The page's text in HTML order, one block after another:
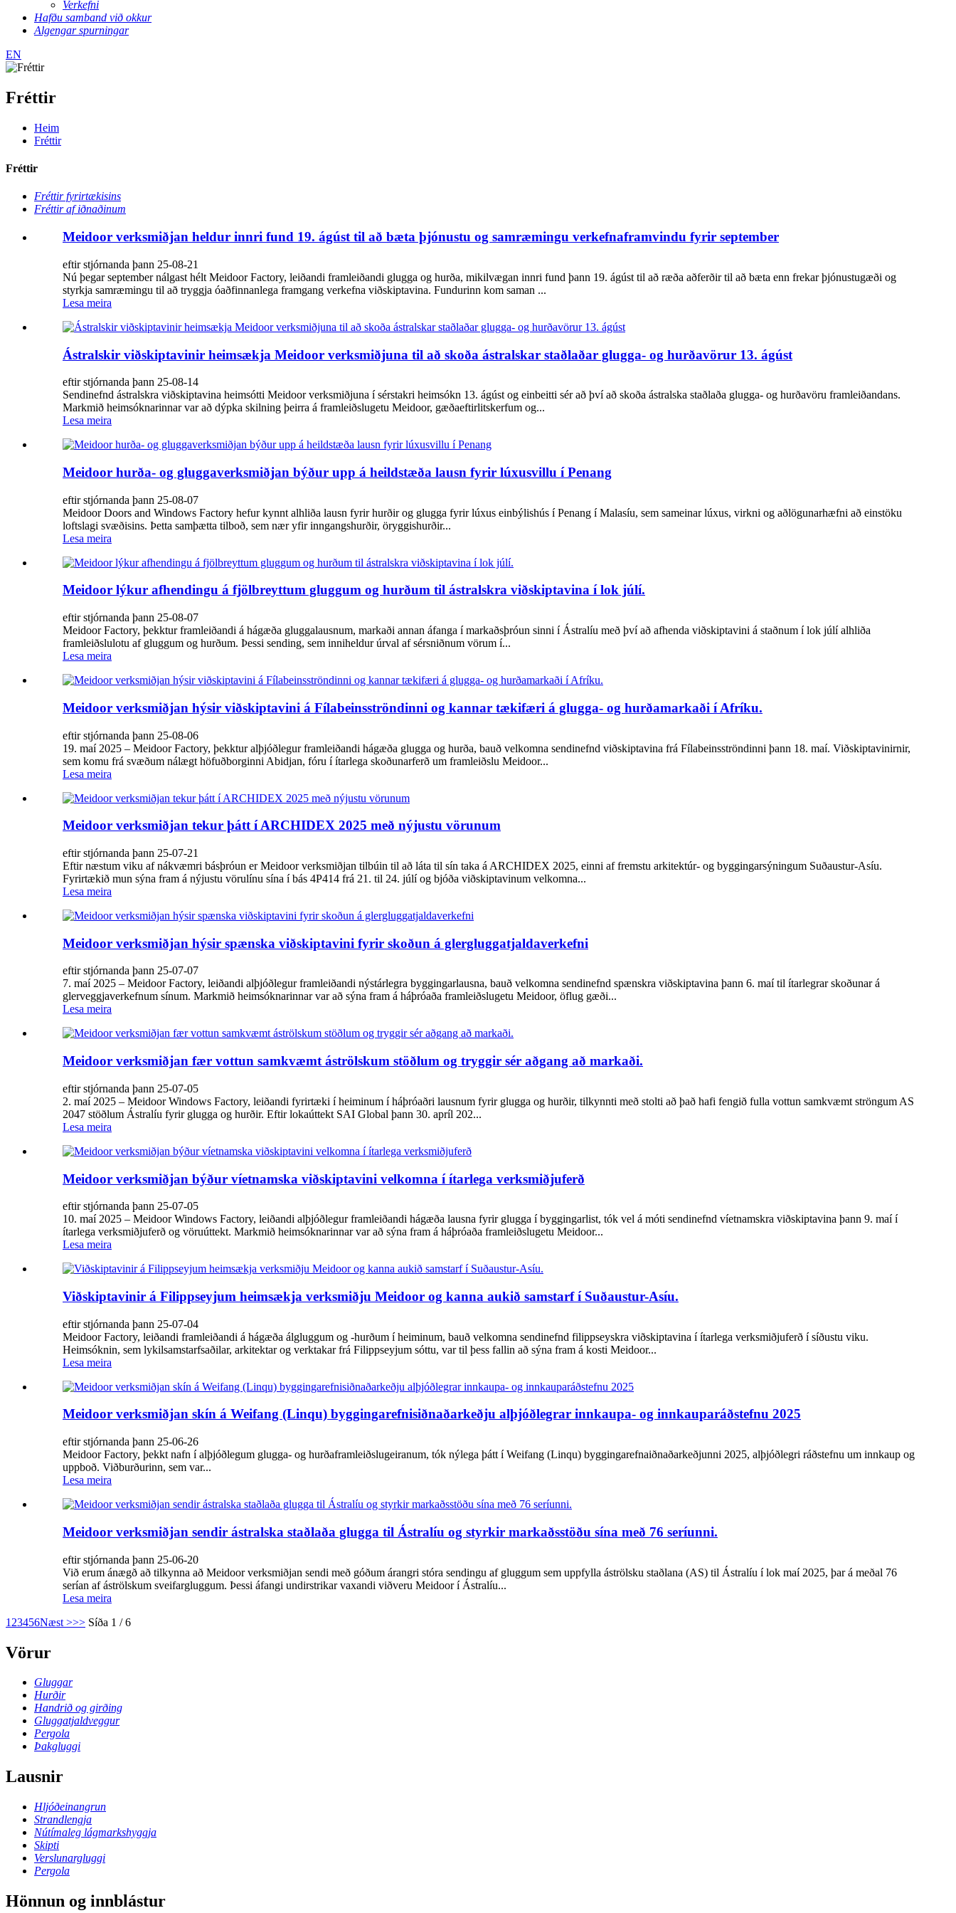
Verkefni
Hafðu samband við okkur
Algengar spurningar
EN
Fréttir
Heim
Fréttir
Fréttir
Fréttir fyrirtækisins
Fréttir af iðnaðinum
Meidoor verksmiðjan heldur innri fund 19. ágúst til að bæta þjónustu og samræmingu verkefnaframvindu fyrir september
eftir stjórnanda þann 25-08-21
Nú þegar september nálgast hélt Meidoor Factory, leiðandi framleiðandi glugga og hurða, mikilvægan innri fund þann 19. ágúst til að ræða aðferðir til að bæta enn frekar þjónustugæði og
styrkja samræmingu til að tryggja óaðfinnanlega framgang verkefna viðskiptavina. Fundurinn kom saman ...
Lesa meira
Ástralskir viðskiptavinir heimsækja Meidoor verksmiðjuna til að skoða ástralskar staðlaðar glugga- og hurðavörur 13. ágúst
eftir stjórnanda þann 25-08-14
Sendinefnd ástralskra viðskiptavina heimsótti Meidoor verksmiðjuna í sérstakri heimsókn 13. ágúst og einbeitti sér að því að skoða ástralska staðlaða glugga- og hurðavöru framleiðandans.
Markmið heimsóknarinnar var að dýpka skilning þeirra á framleiðslugetu Meidoor, gæðaeftirlitskerfum og...
Lesa meira
Meidoor hurða- og gluggaverksmiðjan býður upp á heildstæða lausn fyrir lúxusvillu í Penang
eftir stjórnanda þann 25-08-07
Meidoor Doors and Windows Factory hefur kynnt alhliða lausn fyrir hurðir og glugga fyrir lúxus einbýlishús í Penang í Malasíu, sem sameinar lúxus, virkni og aðlögunarhæfni að einstöku
loftslagi svæðisins. Þetta samþætta tilboð, sem nær yfir inngangshurðir, öryggishurðir...
Lesa meira
Meidoor lýkur afhendingu á fjölbreyttum gluggum og hurðum til ástralskra viðskiptavina í lok júlí.
eftir stjórnanda þann 25-08-07
Meidoor Factory, þekktur framleiðandi á hágæða gluggalausnum, markaði annan áfanga í markaðsþróun sinni í Ástralíu með því að afhenda viðskiptavini á staðnum í lok júlí alhliða
framleiðslulotu af gluggum og hurðum. Þessi sending, sem inniheldur úrval af sérsniðnum vörum í...
Lesa meira
Meidoor verksmiðjan hýsir viðskiptavini á Fílabeinsströndinni og kannar tækifæri á glugga- og hurðamarkaði í Afríku.
eftir stjórnanda þann 25-08-06
19. maí 2025 – Meidoor Factory, þekktur alþjóðlegur framleiðandi hágæða glugga og hurða, bauð velkomna sendinefnd viðskiptavina frá Fílabeinsströndinni þann 18. maí. Viðskiptavinirnir,
sem komu frá svæðum nálægt höfuðborginni Abidjan, fóru í ítarlega skoðunarferð um framleiðslu Meidoor...
Lesa meira
Meidoor verksmiðjan tekur þátt í ARCHIDEX 2025 með nýjustu vörunum
eftir stjórnanda þann 25-07-21
Eftir næstum viku af nákvæmri básþróun er Meidoor verksmiðjan tilbúin til að láta til sín taka á ARCHIDEX 2025, einni af fremstu arkitektúr- og byggingarsýningum Suðaustur-Asíu.
Fyrirtækið mun sýna fram á nýjustu vörulínu sína í bás 4P414 frá 21. til 24. júlí og bjóða viðskiptavinum velkomna...
Lesa meira
Meidoor verksmiðjan hýsir spænska viðskiptavini fyrir skoðun á glergluggatjaldaverkefni
eftir stjórnanda þann 25-07-07
7. maí 2025 – Meidoor Factory, leiðandi alþjóðlegur framleiðandi nýstárlegra byggingarlausna, bauð velkomna sendinefnd spænskra viðskiptavina þann 6. maí til ítarlegrar skoðunar á
glerveggjaverkefnum sínum. Markmið heimsóknarinnar var að sýna fram á háþróaða framleiðslugetu Meidoor, öflug gæði...
Lesa meira
Meidoor verksmiðjan fær vottun samkvæmt áströlskum stöðlum og tryggir sér aðgang að markaði.
eftir stjórnanda þann 25-07-05
2. maí 2025 – Meidoor Windows Factory, leiðandi fyrirtæki í heiminum í háþróaðri lausnum fyrir glugga og hurðir, tilkynnti með stolti að það hafi fengið fulla vottun samkvæmt ströngum AS
2047 stöðlum Ástralíu fyrir glugga og hurðir. Eftir lokaúttekt SAI Global þann 30. apríl 202...
Lesa meira
Meidoor verksmiðjan býður víetnamska viðskiptavini velkomna í ítarlega verksmiðjuferð
eftir stjórnanda þann 25-07-05
10. maí 2025 – Meidoor Windows Factory, leiðandi alþjóðlegur framleiðandi hágæða lausna fyrir glugga í byggingarlist, tók vel á móti sendinefnd víetnamskra viðskiptavina þann 9. maí í
ítarlega verksmiðjuferð og vöruúttekt. Markmið heimsóknarinnar var að sýna fram á háþróaða framleiðslugetu Meidoor...
Lesa meira
Viðskiptavinir á Filippseyjum heimsækja verksmiðju Meidoor og kanna aukið samstarf í Suðaustur-Asíu.
eftir stjórnanda þann 25-07-04
Meidoor Factory, leiðandi framleiðandi á hágæða álgluggum og -hurðum í heiminum, bauð velkomna sendinefnd filippseyskra viðskiptavina í ítarlega verksmiðjuferð í síðustu viku.
Heimsóknin, sem lykilsamstarfsaðilar, arkitektar og verktakar frá Filippseyjum sóttu, var til þess fallin að sýna fram á kosti Meidoor...
Lesa meira
Meidoor verksmiðjan skín á Weifang (Linqu) byggingarefnisiðnaðarkeðju alþjóðlegrar innkaupa- og innkauparáðstefnu 2025
eftir stjórnanda þann 25-06-26
Meidoor Factory, þekkt nafn í alþjóðlegum glugga- og hurðaframleiðslugeiranum, tók nýlega þátt í Weifang (Linqu) byggingarefnaiðnaðarkeðjunni 2025, alþjóðlegri ráðstefnu um innkaup og
uppboð. Viðburðurinn, sem var...
Lesa meira
Meidoor verksmiðjan sendir ástralska staðlaða glugga til Ástralíu og styrkir markaðsstöðu sína með 76 seríunni.
eftir stjórnanda þann 25-06-20
Við erum ánægð að tilkynna að Meidoor verksmiðjan sendi með góðum árangri stóra sendingu af gluggum sem uppfylla áströlsku staðlana (AS) til Ástralíu í lok maí 2025, þar á meðal 76
serían af áströlskum sveifargluggum. Þessi áfangi undirstrikar vaxandi viðveru Meidoor í Ástralíu...
Lesa meira
1 23456Næst >>> Síða 1 / 6
Vörur
Gluggar
Hurðir
Handrið og girðing
Gluggatjaldveggur
Pergola
Þakgluggi
Lausnir
Hljóðeinangrun
Strandlengja
Nútímaleg lágmarkshyggja
Skipti
Verslunargluggi
Pergola
Hönnun og innblástur